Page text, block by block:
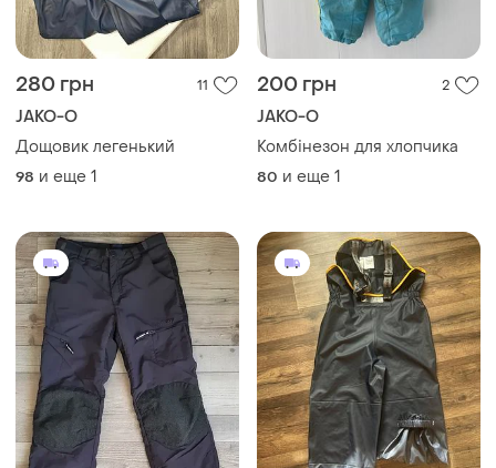
280 грн 11
JAKO-O
Дощовик легенький
98 и еще 1
200 грн 2
JAKO-O
Комбінезон для хлопчика
80 и еще 1